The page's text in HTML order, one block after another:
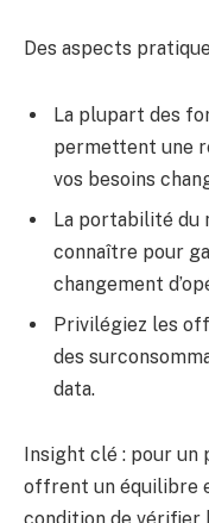
Des aspects
La plupart des
permettent une
vos besoins
La portabilité du
connaître pour
changement
Privilégiez les
des
data.
Insight clé : pour
offrent un équilibre